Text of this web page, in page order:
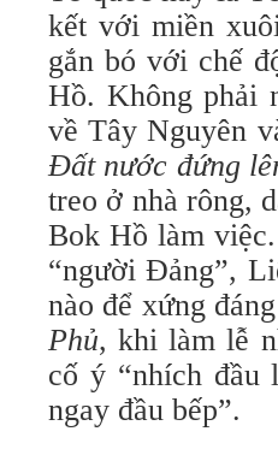
kết với miền
gắn bó với chế
Hồ. Không phải
về Tây Nguyên
Đất nước đứng
treo ở nhà rông,
Bok Hồ làm
“người Đảng”,
nào để xứng
Phủ, khi làm lễ
cố ý “nhích đầu
ngay đầu bếp”.